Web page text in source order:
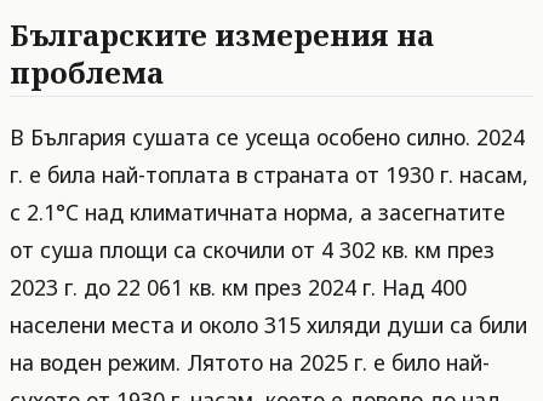
Българските измерения на
проблема
В България сушата се усеща особено силно. 2024
г. е била най-топлата в страната от 1930 г. насам,
с 2.1°C над климатичната норма, а засегнатите
от суша площи са скочили от 4 302 кв. км през
2023 г. до 22 061 кв. км през 2024 г. Над 400
населени места и около 315 хиляди души са били
на воден режим. Лятото на 2025 г. е било най-